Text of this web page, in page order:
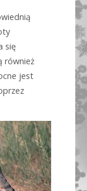
się
również
jest